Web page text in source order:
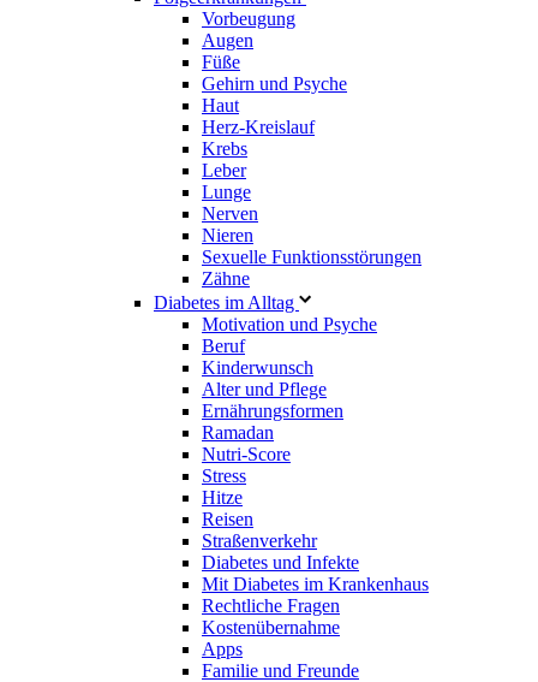
Vorbeugung
Augen
Füße
Gehirn und Psyche
Haut
Herz-Kreislauf
Krebs
Leber
Lunge
Nerven
Nieren
Sexuelle Funktionsstörungen
Zähne
Diabetes im Alltag
Motivation und Psyche
Beruf
Kinderwunsch
Alter und Pflege
Ernährungsformen
Ramadan
Nutri-Score
Stress
Hitze
Reisen
Straßenverkehr
Diabetes und Infekte
Mit Diabetes im Krankenhaus
Rechtliche Fragen
Kostenübernahme
Apps
Familie und Freunde